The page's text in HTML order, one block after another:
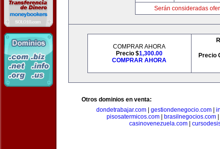
Serán consideradas
COMPRAR AHORA
Precio $1,300.00
COMPRAR AHORA
Precio
Otros dominios en venta:
dondetrabajar.com| gestiondenegocio.com|
pisosatermicos.com
brasilnegocios.com
casinovenezuela.com